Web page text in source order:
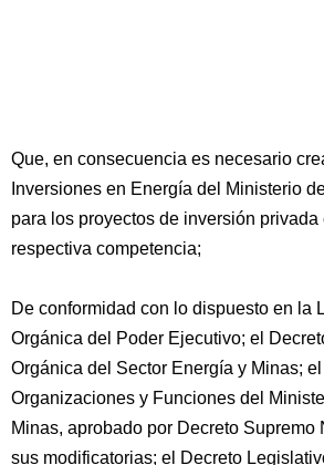
Que, en consecuencia es necesario
Inversiones en Energía del Ministerio
para los proyectos de inversión privada
respectiva competencia;
De conformidad con lo dispuesto en la
Orgánica del Poder Ejecutivo; el
Orgánica del Sector Energía y Minas;
Organizaciones y Funciones del
Minas, aprobado por Decreto Supremo
sus modificatorias; el Decreto